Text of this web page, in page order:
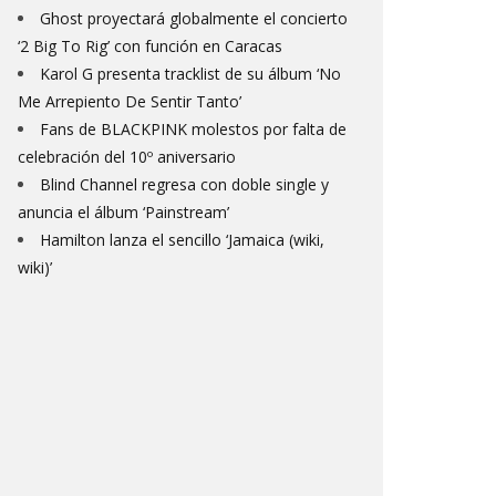
Ghost proyectará globalmente el concierto
‘2 Big To Rig’ con función en Caracas
Karol G presenta tracklist de su álbum ‘No
Me Arrepiento De Sentir Tanto’
Fans de BLACKPINK molestos por falta de
celebración del 10º aniversario
Blind Channel regresa con doble single y
anuncia el álbum ‘Painstream’
Hamilton lanza el sencillo ‘Jamaica (wiki,
wiki)’